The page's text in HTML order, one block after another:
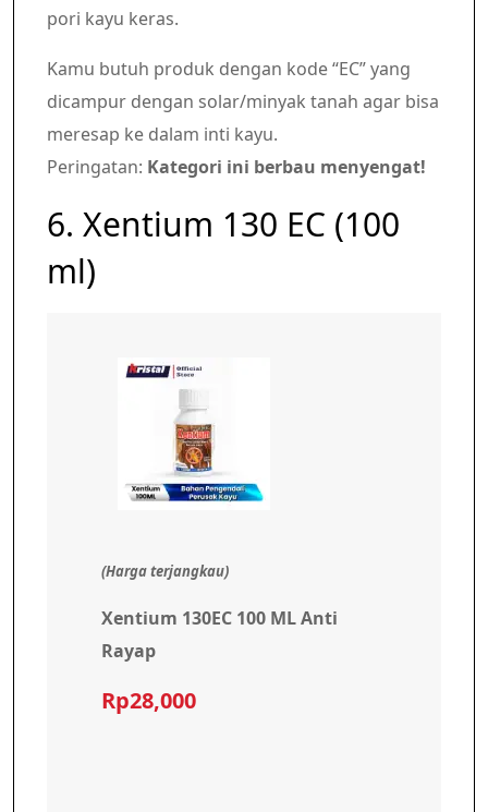
pori kayu keras.
Kamu butuh produk dengan kode “EC” yang
dicampur dengan solar/minyak tanah agar bisa
meresap ke dalam inti kayu.
Peringatan: Kategori ini berbau menyengat!
6. Xentium 130 EC (100
ml)
(Harga terjangkau)
Xentium 130EC 100 ML Anti
Rayap
Rp28,000